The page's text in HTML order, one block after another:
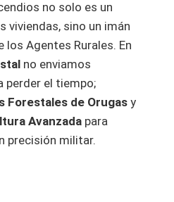
no solo es un
viviendas, sino un imán
los Agentes Rurales. En
no enviamos
perder el tiempo;
Forestales de Orugas y
Avanzada para
precisión militar.